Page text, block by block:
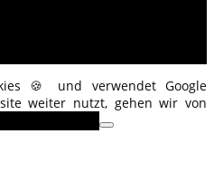
🍪 und verwendet Google
weiter nutzt, gehen wir von